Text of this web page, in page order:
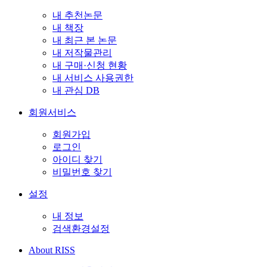
내 추천논문
내 책장
내 최근 본 논문
내 저작물관리
내 구매·신청 현황
내 서비스 사용권한
내 관심 DB
회원서비스
회원가입
로그인
아이디 찾기
비밀번호 찾기
설정
내 정보
검색환경설정
About RISS